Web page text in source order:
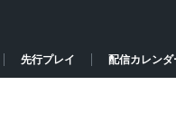
先行プレイ 配信カレンダ